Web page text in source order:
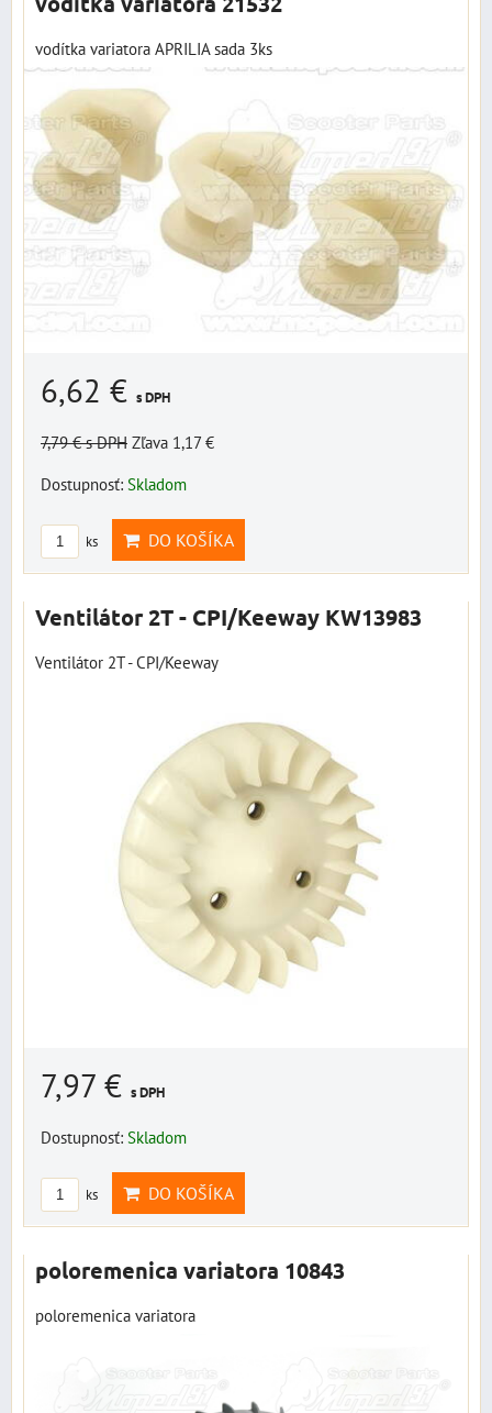
vodítka variatora APRILIA sada 3ks
6,62 € s DPH
7,79 €s DPH Zľava 1,17 €
Dostupnosť: Skladom
ks DO KOŠÍKA
Ventilátor 2T - CPI/Keeway KW13983
Ventilátor 2T - CPI/Keeway
7,97 € s DPH
Dostupnosť: Skladom
ks DO KOŠÍKA
poloremenica variatora 10843
poloremenica variatora